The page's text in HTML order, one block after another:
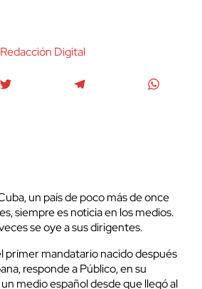
Redacción Digital
un país de poco más de once
siempre es noticia en los medios.
se oye a sus dirigentes.
primer mandatario nacido después
responde a Público, en su
medio español desde que llegó al